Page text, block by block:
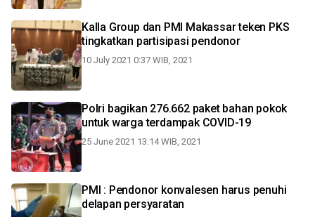
Kalla Group dan PMI Makassar teken PKS
tingkatkan partisipasi pendonor
10 July 2021 0:37 WIB, 2021
Polri bagikan 276.662 paket bahan pokok
untuk warga terdampak COVID-19
25 June 2021 13:14 WIB, 2021
PMI : Pendonor konvalesen harus penuhi
delapan persyaratan